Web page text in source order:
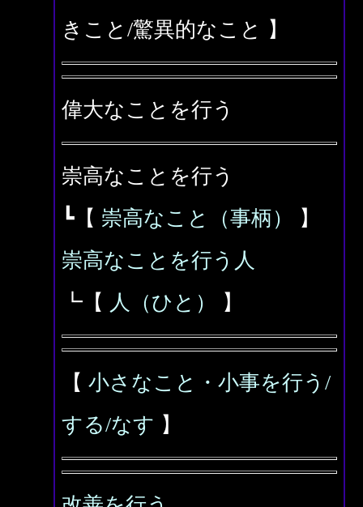
きこと/驚異的なこと 】
偉大なことを行う
崇高なことを行う
┗【 崇高なこと（事柄）
】
崇高なことを行う人
┗【 人（ひと） 】
【 小さなこと・小事を行う/
する/なす 】